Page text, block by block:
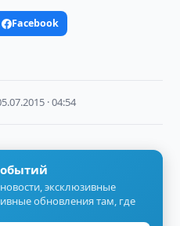
Facebook
· 04:54
эксклюзивные
обновления там, где